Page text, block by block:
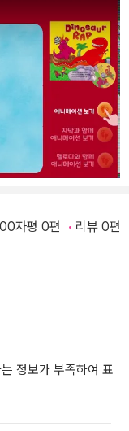
자평 0편 리뷰 0편
정보가 부족하여 표